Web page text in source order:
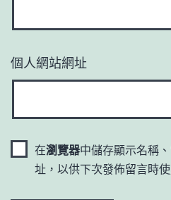
個人網站網址
在瀏覽器中儲存顯示名稱
址，以供下次發佈留言時使